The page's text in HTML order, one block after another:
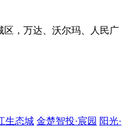
，万达、沃尔玛、人民广
生态城 金楚智投·宸园 阳光·